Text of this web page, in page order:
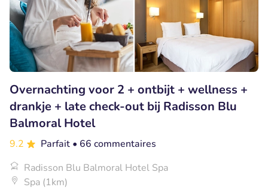
Overnachting voor 2 + ontbijt + wellness +
drankje + late check-out bij Radisson Blu
Balmoral Hotel
9.2 Parfait • 66 commentaires
Radisson Blu Balmoral Hotel Spa
Spa (1km)